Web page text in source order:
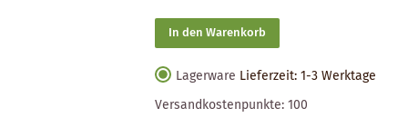
In den Warenkorb
Lagerware Lieferzeit: 1-3 Werktage
Versandkostenpunkte:100